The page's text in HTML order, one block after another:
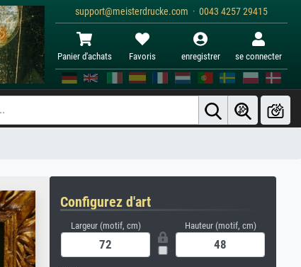
support@meisterdrucke.com · 0043 4257 29415
Panier d'achats Favoris enregistrer se connecter
Configurez d'art
Largeur (motif, cm) Hauteur (motif, cm)